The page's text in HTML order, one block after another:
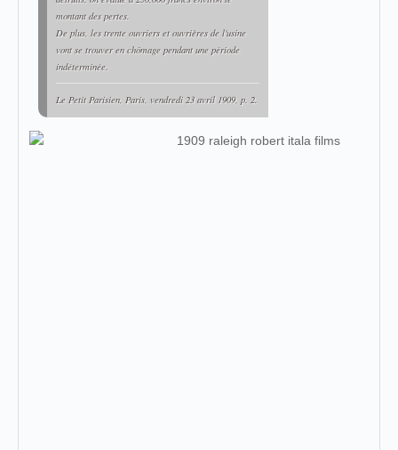
montant des pertes.
De plus, les trente ouvriers et ouvrières de l'usine
vont se trouver en chômage pendant une période
indéterminée.
Le Petit Parisien, Paris, vendredi 23 avril 1909, p. 2.